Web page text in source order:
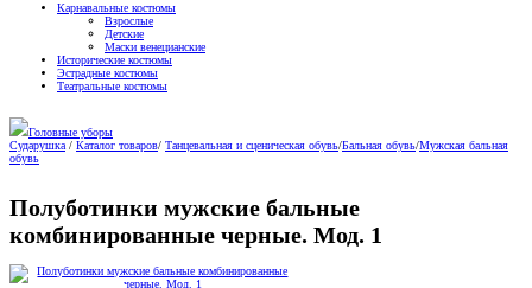
Карнавальные костюмы
Взрослые
Детские
Маски венецианские
Исторические костюмы
Эстрадные костюмы
Театральные костюмы
Головные уборы
Сударушка / Каталог товаров/ Танцевальная и сценическая обувь/Бальная обувь/Мужская бальная
обувь
Полуботинки мужские бальные
комбинированные черные. Мод. 1